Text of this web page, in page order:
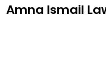
Amna Ismail